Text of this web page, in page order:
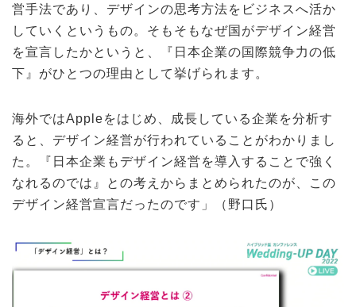
営手法であり、デザインの思考方法をビジネスへ活か
していくというもの。そもそもなぜ国がデザイン経営
を宣言したかというと、『日本企業の国際競争力の低
下』がひとつの理由として挙げられます。
海外ではAppleをはじめ、成長している企業を分析す
ると、デザイン経営が行われていることがわかりまし
た。『日本企業もデザイン経営を導入することで強く
なれるのでは』との考えからまとめられたのが、この
デザイン経営宣言だったのです」（野口氏）